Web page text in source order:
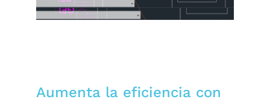
Aumenta la eficiencia con